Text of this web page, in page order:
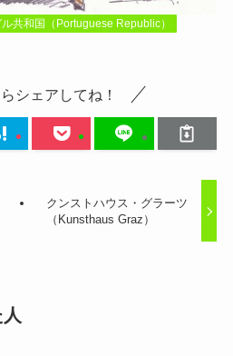
共和国（Portuguese Republic）
シェアしてね！
クンストハウス・グラーツ
（Kunsthaus Graz）